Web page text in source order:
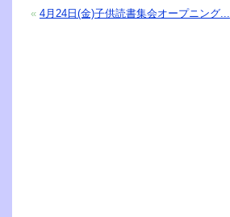
« 4月24日(金)子供読書集会オープニング...